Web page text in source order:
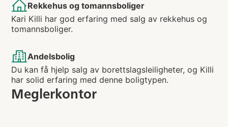
Rekkehus og tomannsboliger
Kari Killi har god erfaring med salg av rekkehus og
tomannsboliger.
Andelsbolig
Du kan få hjelp salg av borettslagsleiligheter, og Killi
har solid erfaring med denne boligtypen.
Meglerkontor